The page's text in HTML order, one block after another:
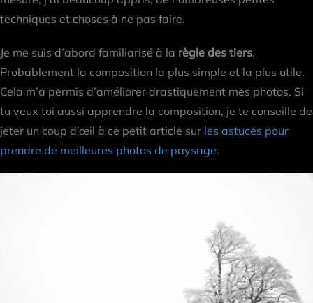
techniques et choses à ne pas faire.
Je me suis d’abord familiarisé à la règle des tiers.
Probablement la composition la plus simple et la plus utile.
Cela m’a permis d’améliorer drastiquement mes photos. Si
tu veux toi aussi apprendre la composition, je te conseille de
jeter un coup d’œil à ce petit article sur les astuces pour
prendre de meilleures photos de paysage.